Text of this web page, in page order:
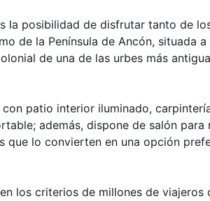
la posibilidad de disfrutar tanto de
de la Península de Ancón, situada
de una de las urbes más
patio interior iluminado,
además, dispone de salón
que lo convierten en una opción
los criterios de millones de